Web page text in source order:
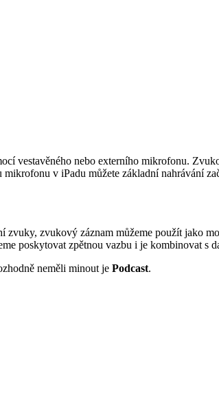
vestavěného nebo externího mikrofonu.
v iPadu můžete základní nahrávání
zvukový záznam můžeme použít jako
poskytovat zpětnou vazbu i je kombinovat s
neměli minout je Podcast.